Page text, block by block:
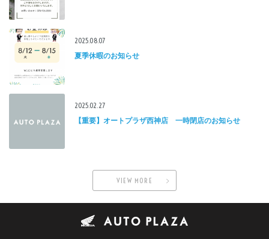
2025.08.07
夏季休暇のお知らせ
2025.02.27
【重要】オートプラザ西神店 一時閉店のお知らせ
VIEW MORE